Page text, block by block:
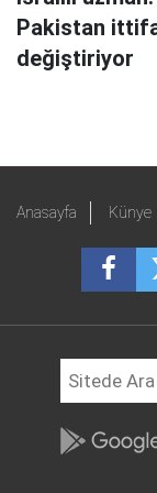
Pakistan
değiştiriyor
Anasayfa Künye